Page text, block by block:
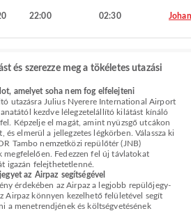
22:00 02:30
és szerezze meg a tökéletes utazási
amelyet soha nem fog elfelejteni
utazásra Julius Nyerere International Airport
kezdve lélegzetelállító kilátást kínáló
Képzelje el magát, amint nyüzsgő utcákon
és elmerül a jellegzetes légkörben. Válassza ki
Tambo nemzetközi repülőtér (JNB)
Fedezzen fel új távlatokat
igazán felejthetetlenné.
az Airpaz segítségével
érdekében az Airpaz a legjobb repülőjegy-
Airpaz könnyen kezelhető felületével segít
a menetrendjének és költségvetésének